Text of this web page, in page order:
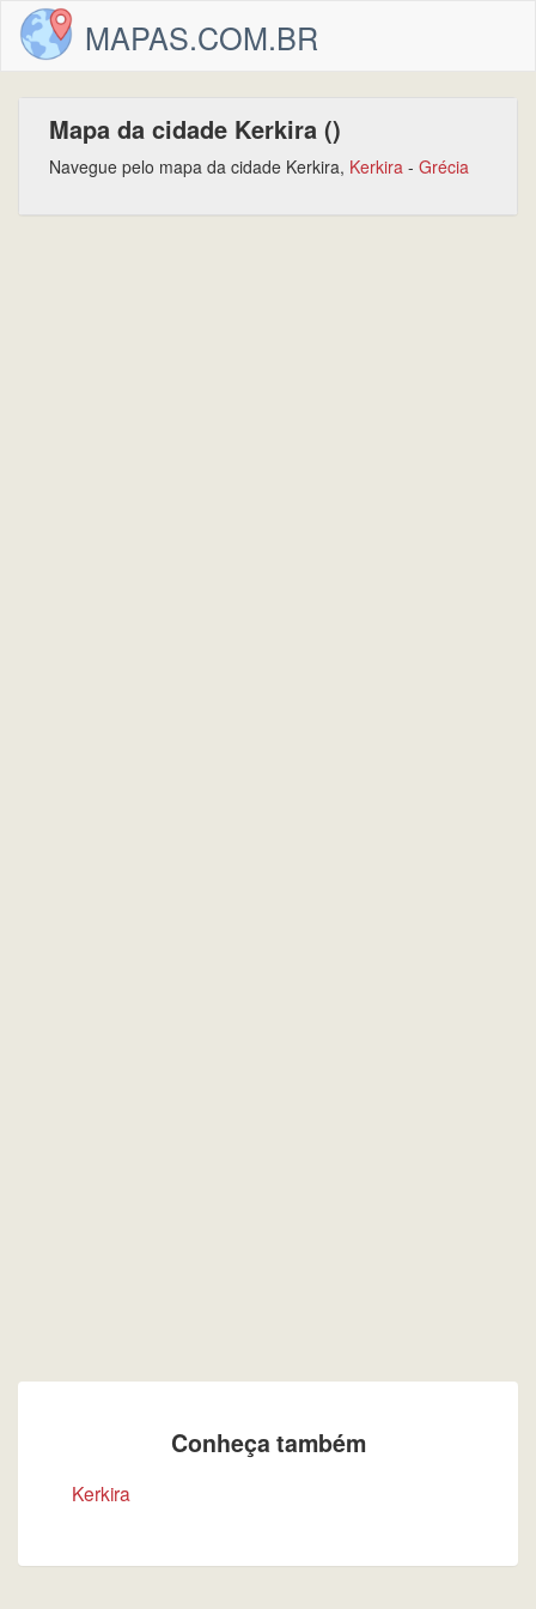
MAPAS.COM.BR
Mapa da cidade Kerkira ()
Navegue pelo mapa da cidade Kerkira, Kerkira - Grécia
Conheça também
Kerkira